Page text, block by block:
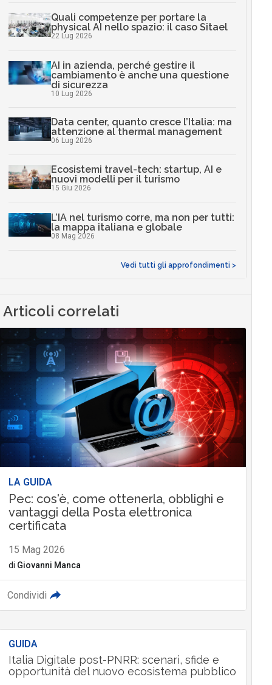
Quali competenze per portare la
physical AI nello spazio: il caso Sitael
22 Lug 2026
AI in azienda, perché gestire il
cambiamento è anche una questione
di sicurezza
10 Lug 2026
Data center, quanto cresce l’Italia: ma
attenzione al thermal management
06 Lug 2026
Ecosistemi travel-tech: startup, AI e
nuovi modelli per il turismo
15 Giu 2026
L’IA nel turismo corre, ma non per tutti:
la mappa italiana e globale
08 Mag 2026
Vedi tutti gli approfondimenti >
Articoli correlati
LA GUIDA
Pec: cos'è, come ottenerla, obblighi e
vantaggi della Posta elettronica
certificata
15 Mag 2026
di Giovanni Manca
Condividi
GUIDA
Italia Digitale post-PNRR: scenari, sfide e
opportunità del nuovo ecosistema pubblico